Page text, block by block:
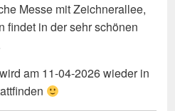
Messe mit Zeichnerallee,
findet in der sehr schönen
am 11-04-2026 wieder in